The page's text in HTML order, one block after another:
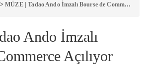
MÜZE | Tadao Ando İmzalı Bourse de Commerce Açılıyor
Ando İmzalı
Açılıyor